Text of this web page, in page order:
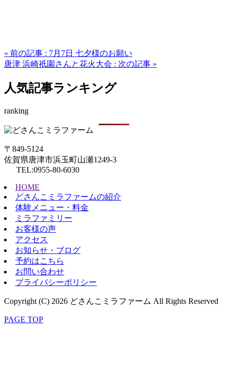
« 前の記事 : 7月7日 七夕様のお願い
唐津 浜崎祇園さんと花火大会 : 次の記事 »
人気記事ランキング
ranking
〒849-5124
佐賀県唐津市浜玉町山瀬1249-3
TEL:0955-80-6030
HOME
どさんこミラファームの紹介
体験メニュー・料金
ミラファミリー
お客様の声
アクセス
お知らせ・ブログ
予約はこちら
お問い合わせ
プライバシーポリシー
Copyright (C) 2026 どさんこミラファーム All Rights Reserved
PAGE TOP